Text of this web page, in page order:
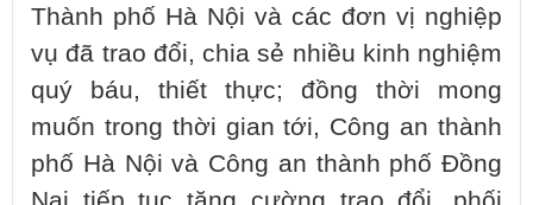
Thành phố Hà Nội và các đơn vị nghiệp
vụ đã trao đổi, chia sẻ nhiều kinh nghiệm
quý báu, thiết thực; đồng thời mong
muốn trong thời gian tới, Công an thành
phố Hà Nội và Công an thành phố Đồng